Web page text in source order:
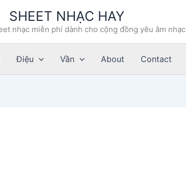
SHEET NHẠC HAY
nhạc miễn phí dành cho cộng đồng yêu âm nhạc
Điệu Vần About Contact